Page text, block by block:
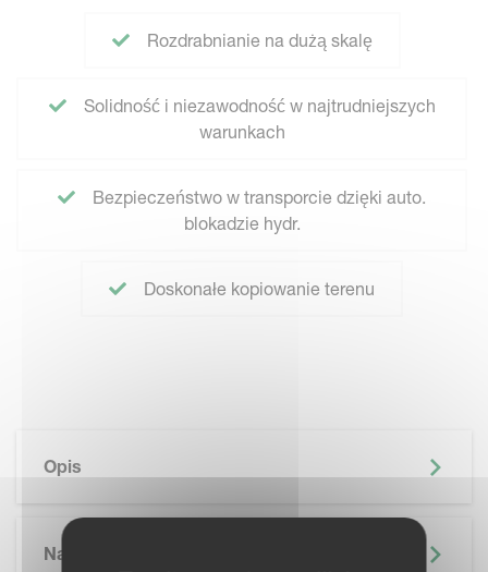
Rozdrabnianie na dużą skalę
Solidność i niezawodność w najtrudniejszych
warunkach
Bezpieczeństwo w transporcie dzięki auto.
blokadzie hydr.
Doskonałe kopiowanie terenu
Opis
Najważniejsze Informacje